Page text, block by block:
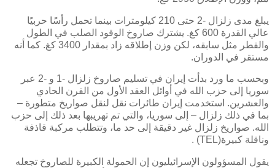
يبلغ مدى زلزال -2 حتى 210 كيلومترات بينما تحمل رأسًا حربيًا
عالي القدرة 600 كغ. يشترك صاروخ الوقود الصلب في الطول
والقطر مثل سابقه، لكن وزن إطلاقه زاد بمقدار 3400 كغ. كما أنه
مستقر في الدوران.
وبحسب ما ورد بدأت إيران في تسليم صاروخ زلزال -1 و -2 عبر
سوريا إلى حزب الله في أوائل العقد الأول من القرن الحادي
والعشرين. استخدمت إيران طائرات نقل لنقل صواريخ متطورة –
بما في ذلك زلزال – إلى سوريا، والتي تم تهريبها بعد ذلك إلى حزب
الله. صواريخ زلزال غير دقيقة إلى حد ما، وتتطلب مركبة قاذفة
وناقلة كبيرة(TEL)
.
يقول المسؤولون الإسرائيليون إن الحمولة الكبيرة للصاروخ تجعله